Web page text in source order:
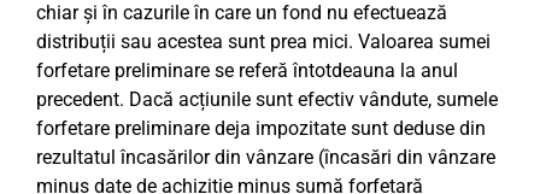
chiar și în cazurile în care un fond nu efectuează
distribuții sau acestea sunt prea mici. Valoarea sumei
forfetare preliminare se referă întotdeauna la anul
precedent. Dacă acțiunile sunt efectiv vândute, sumele
forfetare preliminare deja impozitate sunt deduse din
rezultatul încasărilor din vânzare (încasări din vânzare
minus date de achiziție minus sumă forfetară